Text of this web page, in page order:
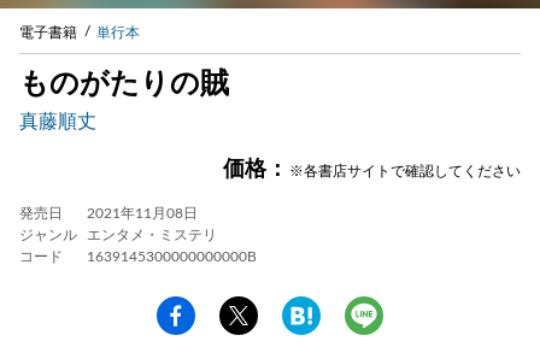
電子書籍 単行本
ものがたりの賊
真藤順丈
価格： ※各書店サイトで確認してください
発売日
2021年11月08日
ジャンル
エンタメ・ミステリ
コード
1639145300000000000B